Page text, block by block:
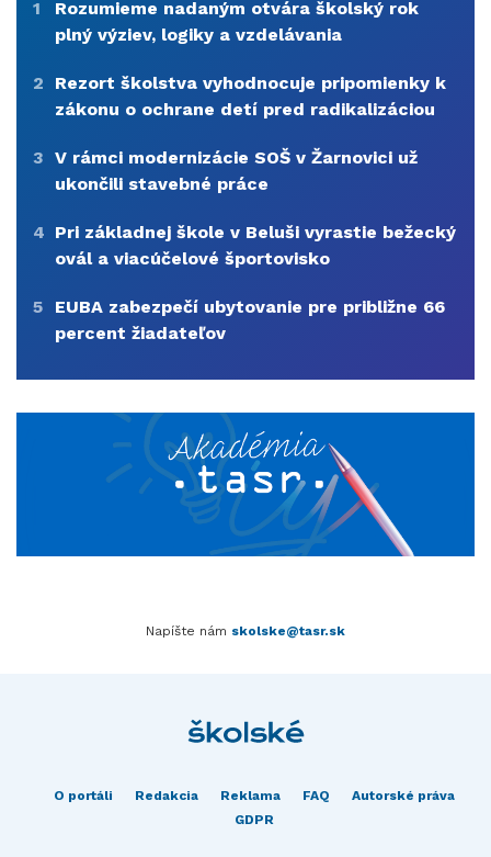
1
Rozumieme nadaným otvára školský rok
plný výziev, logiky a vzdelávania
2
Rezort školstva vyhodnocuje pripomienky k
zákonu o ochrane detí pred radikalizáciou
3 V rámci modernizácie SOŠ v Žarnovici už
ukončili stavebné práce
4 Pri základnej škole v Beluši vyrastie bežecký
ovál a viacúčelové športovisko
5
EUBA zabezpečí ubytovanie pre približne 66
percent žiadateľov
Napíšte nám skolske@tasr.sk
O portáli Redakcia Reklama FAQ
Autorské práva
GDPR